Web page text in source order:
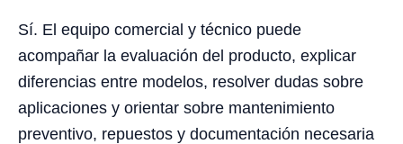
Sí. El equipo comercial y técnico puede
acompañar la evaluación del producto, explicar
diferencias entre modelos, resolver dudas sobre
aplicaciones y orientar sobre mantenimiento
preventivo, repuestos y documentación necesaria